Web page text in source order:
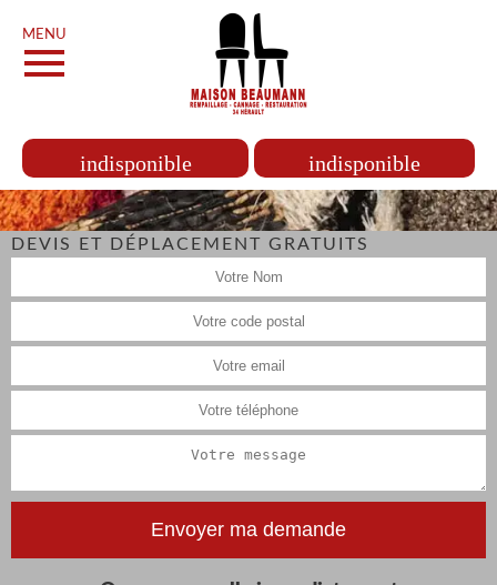
MENU
indisponible indisponible
DEVIS ET DÉPLACEMENT GRATUITS